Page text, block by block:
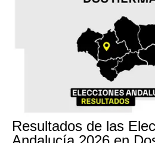
Resultados de las